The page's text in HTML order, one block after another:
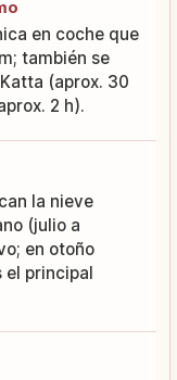
en coche que
también se
(aprox. 30
2 h).
la nieve
(julio a
en otoño
el principal